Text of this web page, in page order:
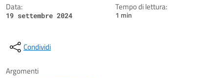
Data:
19 settembre 2024
Tempo di lettura:
1 min
Condividi
Argomenti